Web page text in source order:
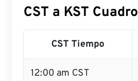
CST a KST Cuadro
CST Tiempo
12:00 am CST